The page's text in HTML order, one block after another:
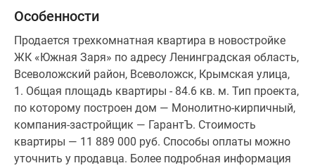
Особенности
Продается трехкомнатная квартира в новостройке
ЖК «Южная Заря» по адресу Ленинградская область,
Всеволожский район, Всеволожск, Крымская улица,
1. Общая площадь квартиры - 84.6 кв. м. Тип проекта,
по которому построен дом — Монолитно-кирпичный,
компания-застройщик — ГарантЪ. Стоимость
квартиры — 11 889 000 руб. Способы оплаты можно
уточнить у продавца. Более подробная информация